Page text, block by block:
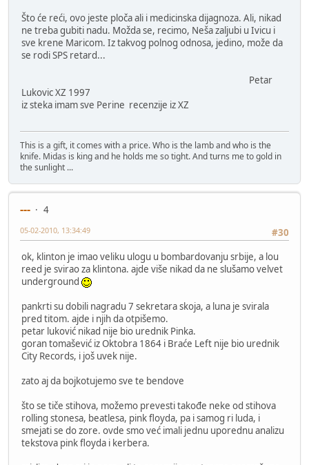
Što će reći, ovo jeste ploča ali i medicinska dijagnoza. Ali, nikad
ne treba gubiti nadu. Možda se, recimo, Neša zaljubi u Ivicu i
sve krene Maricom. Iz takvog polnog odnosa, jedino, može da
se rodi SPS retard...
Petar
Lukovic XZ 1997
iz steka imam sve Perine recenzije iz XZ
This is a gift, it comes with a price. Who is the lamb and who is the
knife. Midas is king and he holds me so tight. And turns me to gold in
the sunlight ...
---
4
#30
05-02-2010, 13:34:49
ok, klinton je imao veliku ulogu u bombardovanju srbije, a lou
reed je svirao za klintona. ajde više nikad da ne slušamo velvet
underground
pankrti su dobili nagradu 7 sekretara skoja, a luna je svirala
pred titom. ajde i njih da otpišemo.
petar luković nikad nije bio urednik Pinka.
goran tomašević iz Oktobra 1864 i Braće Left nije bio urednik
City Records, i još uvek nije.
zato aj da bojkotujemo sve te bendove
što se tiče stihova, možemo prevesti takođe neke od stihova
rolling stonesa, beatlesa, pink floyda, pa i samog ri luda, i
smejati se do zore. ovde smo već imali jednu uporednu analizu
tekstova pink floyda i kerbera.